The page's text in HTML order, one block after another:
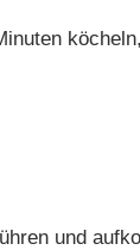
köcheln,
und